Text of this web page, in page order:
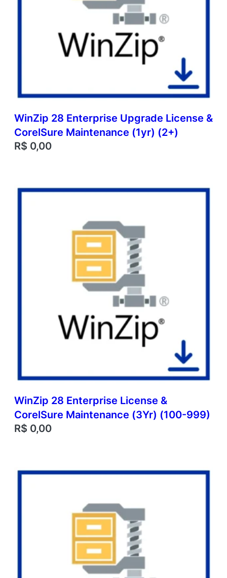
WinZip 28 Enterprise Upgrade License &
CorelSure Maintenance (1yr) (2+)
R$ 0,00
WinZip 28 Enterprise License &
CorelSure Maintenance (3Yr) (100-999)
R$ 0,00